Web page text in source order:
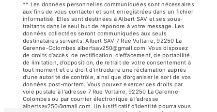
** Les données personnelles communiquées sont nécessaires
aux fins de vous contacter et sont enregistrées dans un fichier
informatisé. Elles sont destinées à Albert SAV et ses sous-
traitants dans le seul but de répondre à votre message. Les
données collectées seront communiquées aux seuls
destinataires suivants: Albert SAV 7 Rue Voltaire, 92250 La
Garenne-Colombes albertsav250@gmail.com. Vous disposez
de droits d’accès, de rectification, d’effacement, de portabilité,
de limitation, d’opposition, de retrait de votre consentement à
tout moment et du droit d’introduire une réclamation auprès
d’une autorité de contrôle, ainsi que d’organiser le sort de vos
données post-mortem. Vous pouvez exercer ces droits par
voie postale à l'adresse 7 Rue Voltaire, 92250 La Garenne-
Colombes ou par courrier électronique à l'adresse
albertsav250@gmail.com. Un justificatif d'identité pourra vous